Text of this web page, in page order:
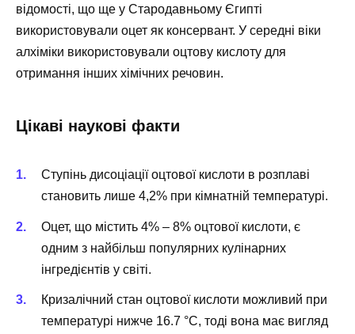
відомості, що ще у Стародавньому Єгипті
використовували оцет як консервант. У середні віки
алхіміки використовували оцтову кислоту для
отримання інших хімічних речовин.
Цікаві наукові факти
Ступінь дисоціації оцтової кислоти в розплаві
становить лише 4,2% при кімнатній температурі.
Оцет, що містить 4% – 8% оцтової кислоти, є
одним з найбільш популярних кулінарних
інгредієнтів у світі.
Кризалічний стан оцтової кислоти можливий при
температурі нижче 16.7 °C, тоді вона має вигляд